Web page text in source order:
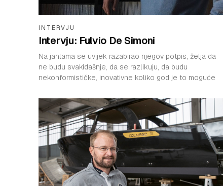
INTERVJU
Intervju: Fulvio De Simoni
Na jahtama se uvijek razabirao njegov potpis, želja da
ne budu svakidašnje, da se razlikuju, da budu
nekonformističke, inovativne koliko god je to moguće